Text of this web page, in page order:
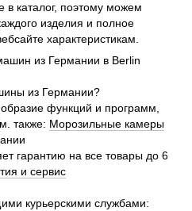
в каталог, поэтому можем
изделия и полное
характеристикам.
из Германии в Berlin
из Германии?
функций и программ,
также: Морозильные камеры
гарантию на все товары до 6
и сервис
курьерскими службами: